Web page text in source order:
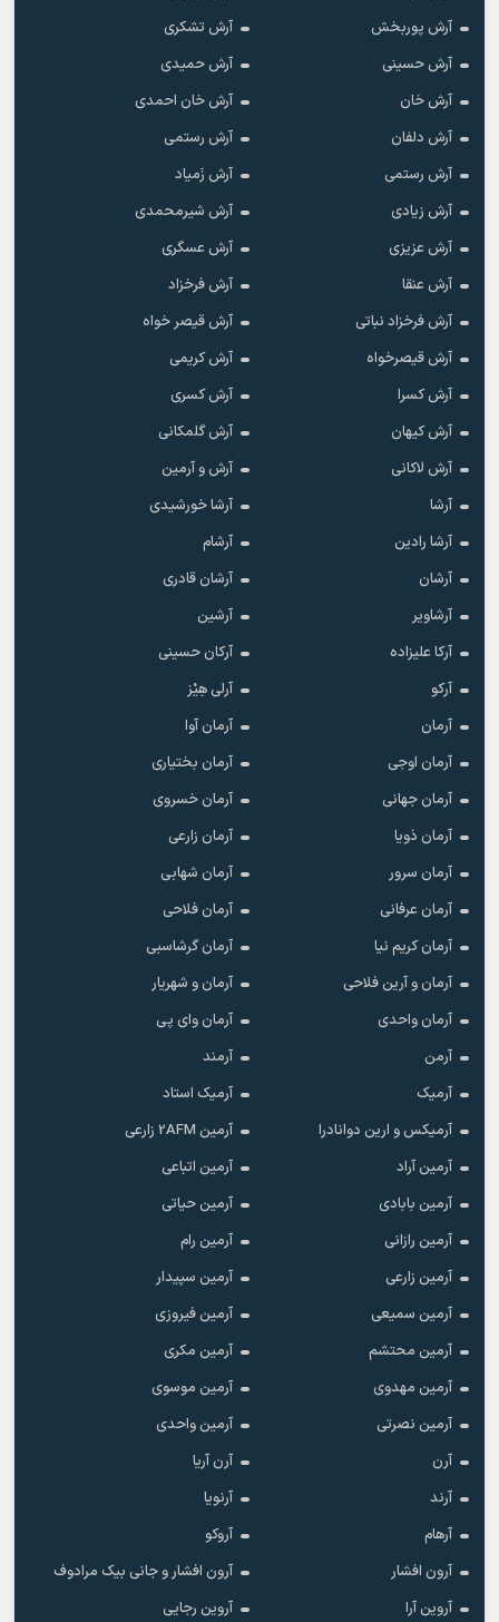
آرش پوربخش
آرش تشکری
آرش حسینی
آرش حمیدی
آرش خان
آرش خان احمدی
آرش دلفان
آرش رستمى
آرش رستمی
آرش زَمیاد
آرش زیادی
آرش شیرمحمدی
آرش عزیزی
آرش عسگری
آرش عنقا
آرش فرخزاد
آرش فرخزاد نباتی
آرش قیصر خواه
آرش قیصرخواه
آرش کریمی
آرش کسرا
آرش کسری
آرش کیهان
آرش گلمکانی
آرش لاکانی
آرش و آرمین
آرشا
آرشا خورشیدی
آرشا رادین
آرشام
آرشان
آرشان قادری
آرشاویر
آرشین
آرکا علیزاده
آرکان حسینی
آرکو
آرلی هِیْز
آرمان
آرمان آوا
آرمان اوجی
آرمان بختیاری
آرمان جهانی
آرمان خسروی
آرمان ذویا
آرمان زارعی
آرمان سرور
آرمان شهابی
آرمان عرفانی
آرمان فلاحی
آرمان کریم نیا
آرمان گرشاسبی
آرمان و آرین فلاحی
آرمان و شهریار
آرمان واحدی
آرمان وای پی
آرمن
آرمند
آرمیک
آرمیک استاد
آرمیکس و ارین دوانادرا
آرمین 2AFM زارعی
آرمین آراد
آرمین اتباعی
آرمین بابادی
آرمین حیاتی
آرمین رازانی
آرمین رام
آرمین زارعی
آرمین سپیدار
آرمین سمیعی
آرمین فیروزی
آرمین محتشم
آرمین مکری
آرمین مهدوی
آرمین موسوی
آرمین نصرتی
آرمین واحدی
آرن
آرن آریا
آرند
آرنویا
آرهام
آروکو
آرون افشار
آرون افشار و جانی بیک مرادوف
آروین آرا
آروین رجایی